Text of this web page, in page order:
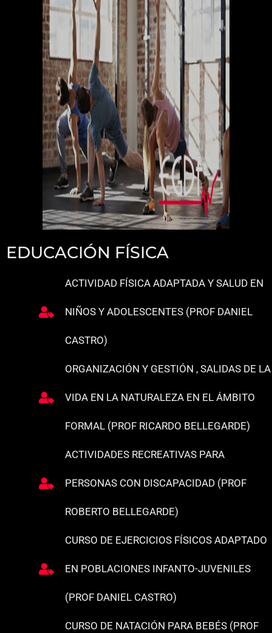
EDUCACIÓN FÍSICA
ACTIVIDAD FÍSICA ADAPTADA Y SALUD EN
NIÑOS Y ADOLESCENTES (PROF DANIEL
CASTRO)
ORGANIZACIÓN Y GESTIÓN , SALIDAS DE LA
VIDA EN LA NATURALEZA EN EL ÁMBITO
FORMAL (PROF RICARDO BELLEGARDE)
ACTIVIDADES RECREATIVAS PARA
PERSONAS CON DISCAPACIDAD (PROF
ROBERTO BELLEGARDE)
CURSO DE EJERCICIOS FÍSICOS ADAPTADO
EN POBLACIONES INFANTO-JUVENILES
(PROF DANIEL CASTRO)
CURSO DE NATACIÓN PARA BEBÉS (PROF